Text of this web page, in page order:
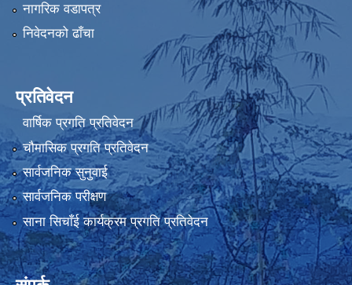
नागरिक वडापत्र
निवेदनको ढाँचा
प्रतिवेदन
वार्षिक प्रगति प्रतिवेदन
चौमासिक प्रगति प्रतिवेदन
सार्वजनिक सुनुवाई
सार्वजनिक परीक्षण
साना सिचाँई कार्यक्रम प्रगति प्रतिवेदन